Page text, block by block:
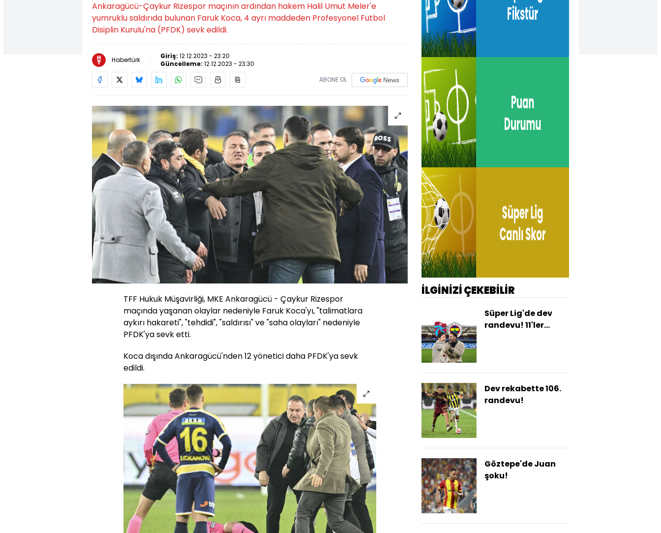
Ankaragücü-Çaykur Rizespor maçının ardından hakem Halil Umut Meler'e
yumruklu saldırıda bulunan Faruk Koca, 4 ayrı maddeden Profesyonel Futbol
Disiplin Kurulu'na (PFDK) sevk edildi.
Habertürk Giriş: 12.12.2023 - 23:20
Güncelleme: 12.12.2023 - 23:30
ABONE OL
TFF Hukuk Müşavirliği, MKE Ankaragücü - Çaykur Rizespor
maçında yaşanan olaylar nedeniyle Faruk Koca'yı, "talimatlara
aykırı hakareti", "tehdidi", "saldırısı" ve "saha olayları" nedeniyle
PFDK'ya sevk etti.
Koca dışında Ankaragücü'nden 12 yönetici daha PFDK'ya sevk
edildi.
İLGİNİZİ ÇEKEBİLİR
Süper Lig'de dev
randevu! 11'ler
Dev rekabette 106.
randevu!
Göztepe'de Juan
şoku!